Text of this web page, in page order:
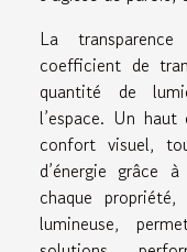
La
coefficient de
quantité de
l’espace. Un
confort visuel,
d’énergie grâce
chaque
lumineuse,